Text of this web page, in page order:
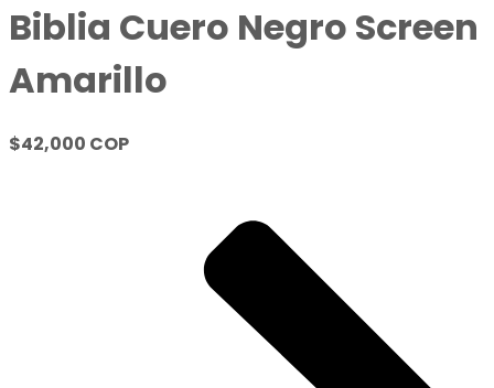
Biblia Cuero Negro Screen
Amarillo
$42,000 COP